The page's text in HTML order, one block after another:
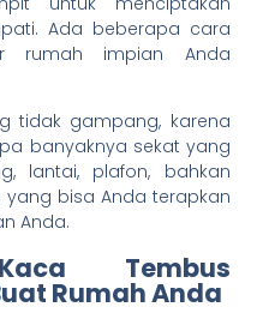
Ada beberapa cara
rumah impian Anda
tidak gampang, karena
banyaknya sekat yang
lantai, plafon, bahkan
yang bisa Anda terapkan
Anda.
Tembus
Rumah Anda